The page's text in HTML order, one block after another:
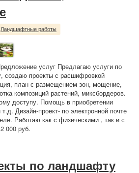
Ландшафтные работы
услуг Предлагаю услуги по
создаю проекты с расшифровкой
план с размещением зон, мощение,
композиций растений, миксбордеров.
доступу. Помощь в приобретении
Дизайн-проект- по электронной почте
Работаю как с физическими , так и с
000 руб.
по ландшафту